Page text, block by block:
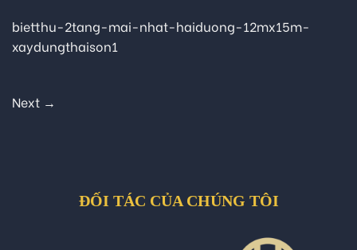
bietthu-2tang-mai-nhat-haiduong-12mx15m-
xaydungthaison1
Next →
ĐỐI TÁC CỦA CHÚNG TÔI